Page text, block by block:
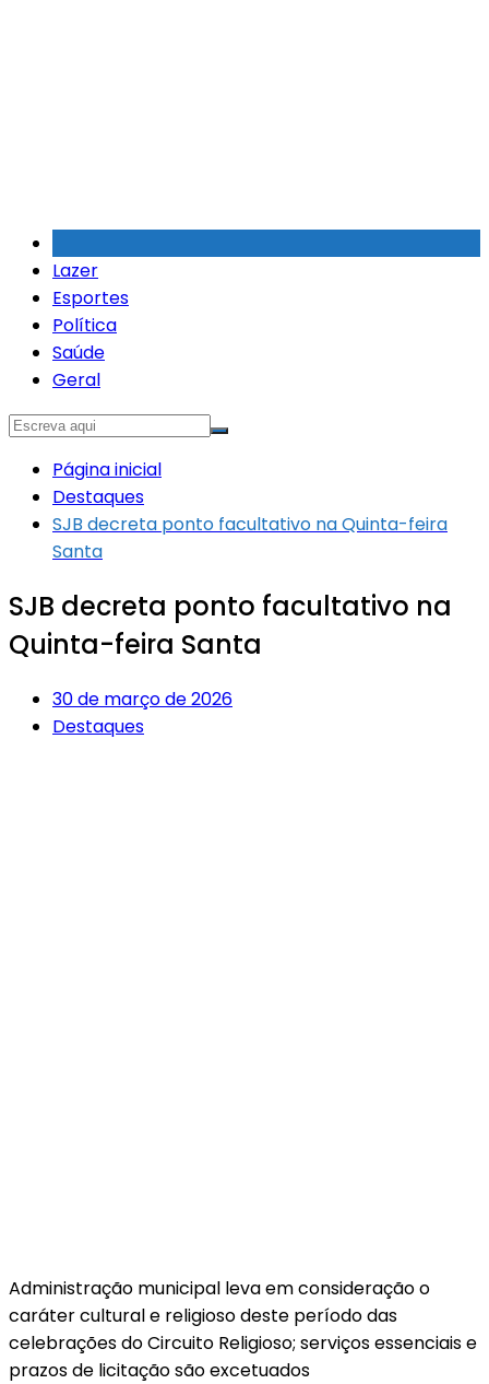
Lazer
Esportes
Política
Saúde
Geral
Página inicial
Destaques
SJB decreta ponto facultativo na Quinta-feira
Santa
SJB decreta ponto facultativo na
Quinta-feira Santa
30 de março de 2026
Destaques
Administração municipal leva em consideração o
caráter cultural e religioso deste período das
celebrações do Circuito Religioso; serviços essenciais e
prazos de licitação são excetuados